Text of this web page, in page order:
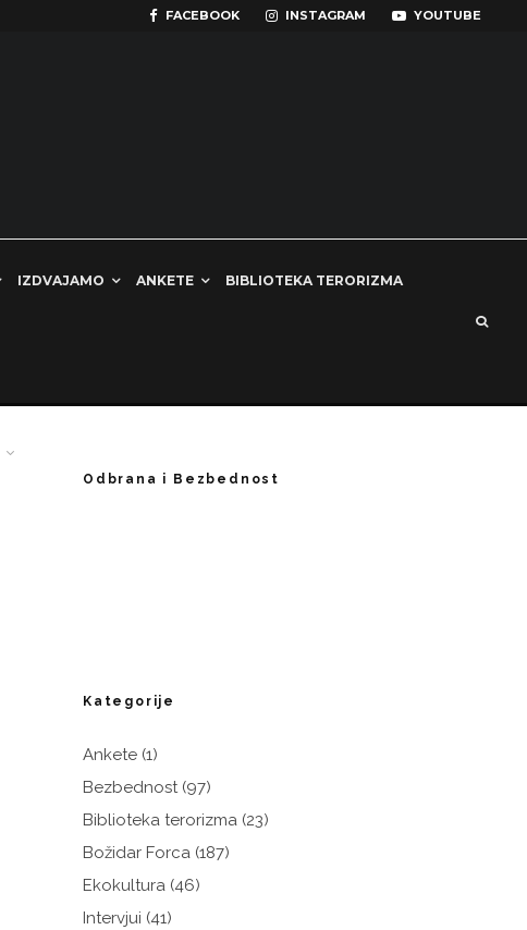
FACEBOOK INSTAGRAM YOUTUBE
IZDVAJAMO ANKETE BIBLIOTEKA TERORIZMA
Odbrana i Bezbednost
Kategorije
Ankete (1)
Bezbednost(97)
Biblioteka terorizma (23)
Božidar Forca (187)
Ekokultura (46)
Intervjui (41)